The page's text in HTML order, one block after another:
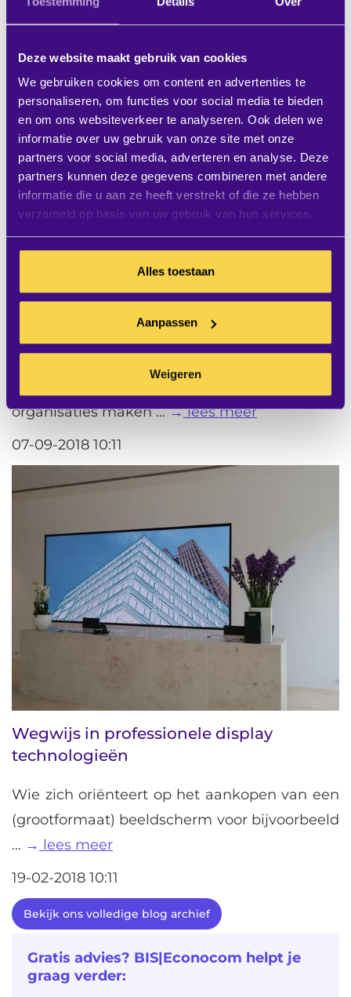
Deze website maakt gebruik van cookies
We gebruiken cookies om content en advertenties te
personaliseren, om functies voor social media te bieden
en om ons websiteverkeer te analyseren. Ook delen we
informatie over uw gebruik van onze site met onze
partners voor social media, adverteren en analyse. Deze
partners kunnen deze gegevens combineren met andere
informatie die u aan ze heeft verstrekt of die ze hebben
verzameld op basis van uw gebruik van hun services.
Alles toestaan
Aanpassen
Weigeren
21-01-2020 09:00
Wat is de beste videowall? Een LED wall
diameter en resolutie en steeds meer
organisaties maken ...
lees meer
07-09-2018 10:11
Wegwijs in professionele display
technologieën
Wie zich oriënteert op het aankopen van een
(grootformaat) beeldscherm voor bijvoorbeeld
...
lees meer
19-02-2018 10:11
Bekijk ons volledige blog archief
Gratis advies? BIS|Econocom helpt je
graag verder: